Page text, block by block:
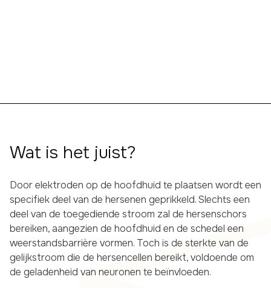
Wat is het juist?
Door elektroden op de hoofdhuid te plaatsen wordt een
specifiek deel van de hersenen geprikkeld. Slechts een
deel van de toegediende stroom zal de hersenschors
bereiken, aangezien de hoofdhuid en de schedel een
weerstandsbarrière vormen. Toch is de sterkte van de
gelijkstroom die de hersencellen bereikt, voldoende om
de geladenheid van neuronen te beïnvloeden.